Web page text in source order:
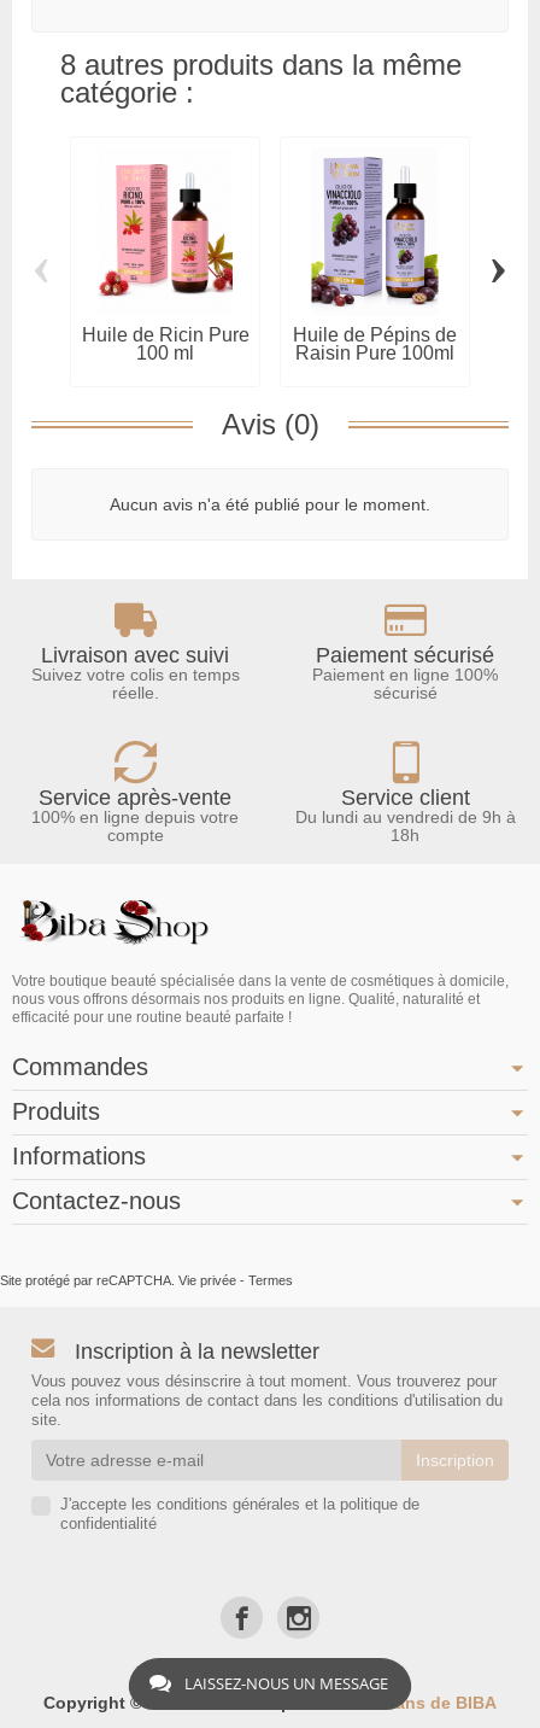
8 autres produits dans la même
catégorie :
Huile de Ricin Pure
100 ml
Huile de Pépins de
Raisin Pure 100ml
‹ ›
Avis (0)
Aucun avis n'a été publié pour le moment.
Livraison avec suivi
Suivez votre colis en temps
réelle.
Paiement sécurisé
Paiement en ligne 100%
sécurisé
Service après-vente
100% en ligne depuis votre
compte
Service client
Du lundi au vendredi de 9h à
18h
Votre boutique beauté spécialisée dans la vente de cosmétiques à domicile,
nous vous offrons désormais nos produits en ligne. Qualité, naturalité et
efficacité pour une routine beauté parfaite !
Commandes
Produits
Informations
Contactez-nous
Site protégé par reCAPTCHA. Vie privée - Termes
Inscription à la newsletter
Vous pouvez vous désinscrire à tout moment. Vous trouverez pour
cela nos informations de contact dans les conditions d'utilisation du
site.
J'accepte les conditions générales et la politique de
confidentialité
Copyright © 2026 - BIBA-Shop Les Bons Plans de BIBA
LAISSEZ-NOUS UN MESSAGE